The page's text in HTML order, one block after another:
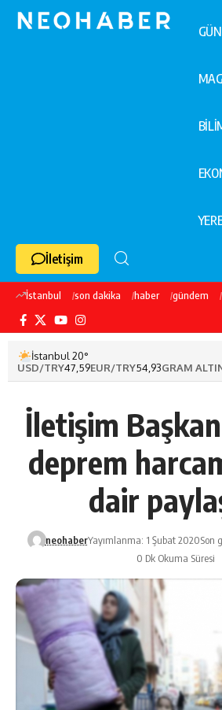
İletişim
İstanbul son dakika haber gündem
İstanbul 20°
USD/TRY47,59EUR/TRY54,93GRAM
İletişim
deprem
dair
neohaberYayımlanma: 1 Şubat 2020Son
0 Dk Okuma Süresi